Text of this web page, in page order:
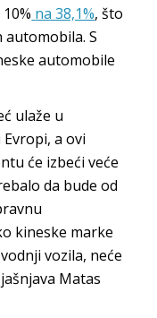
na 38,1%, što
S
automobile
ulaže u
a ovi
će izbeći veće
da bude od
kineske marke
vozila, neće
Matas